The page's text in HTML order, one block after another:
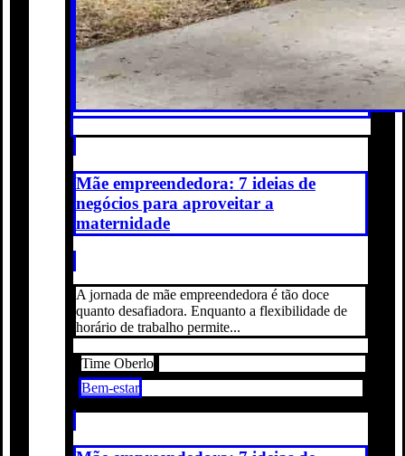
Mãe empreendedora: 7 ideias de
negócios para aproveitar a
maternidade
A jornada de mãe empreendedora é tão doce
quanto desafiadora. Enquanto a flexibilidade de
horário de trabalho permite...
Time Oberlo
Bem-estar